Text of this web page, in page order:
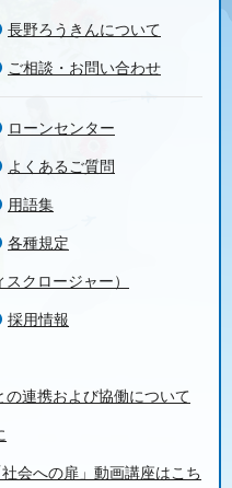
長野ろうきんについて
ご相談・お問い合わせ
ローンセンター
よくあるご質問
用語集
各種規定
クロージャー）
採用情報
連携および協働について
会への扉」動画講座はこち